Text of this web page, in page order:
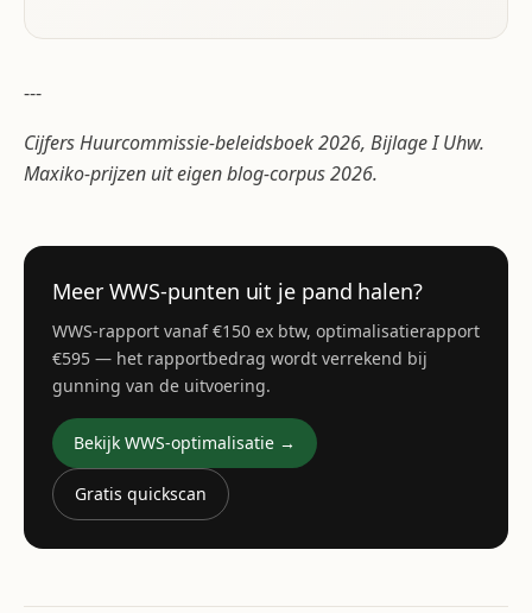
---
Cijfers Huurcommissie-beleidsboek 2026, Bijlage I Uhw.
Maxiko-prijzen uit eigen blog-corpus 2026.
Meer WWS-punten uit je pand halen?
WWS-rapport vanaf €150 ex btw, optimalisatierapport
€595 — het rapportbedrag wordt verrekend bij
gunning van de uitvoering.
Bekijk WWS-optimalisatie →
Gratis quickscan